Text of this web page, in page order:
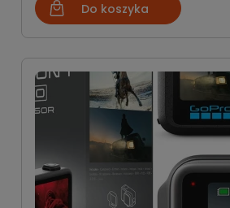
Do koszyka